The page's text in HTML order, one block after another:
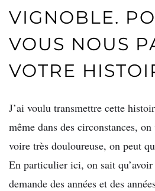
VIGNOBLE.
VOUS NOUS
VOTRE
J’ai voulu transmettre cette
même dans des circonstances,
voire très douloureuse, on peut
En particulier ici, on sait
demande des années et des